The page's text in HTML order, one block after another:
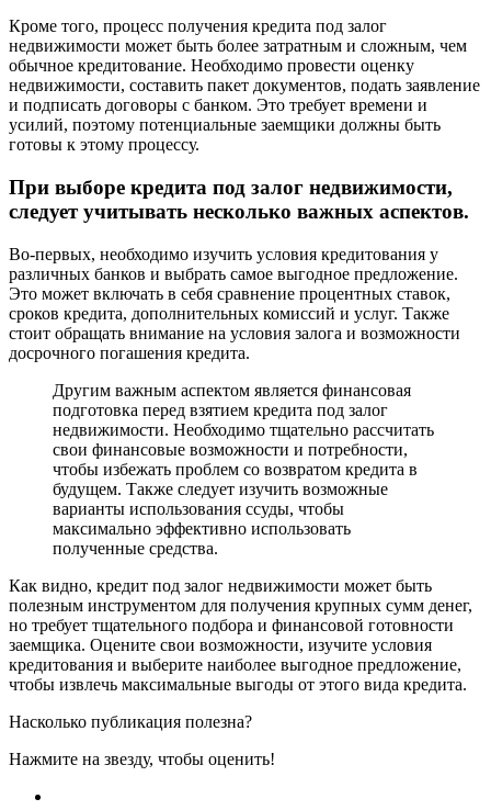
Кроме того, процесс получения кредита под залог
недвижимости может быть более затратным и сложным, чем
обычное кредитование. Необходимо провести оценку
недвижимости, составить пакет документов, подать заявление
и подписать договоры с банком. Это требует времени и
усилий, поэтому потенциальные заемщики должны быть
готовы к этому процессу.
При выборе кредита под залог недвижимости,
следует учитывать несколько важных аспектов.
Во-первых, необходимо изучить условия кредитования у
различных банков и выбрать самое выгодное предложение.
Это может включать в себя сравнение процентных ставок,
сроков кредита, дополнительных комиссий и услуг. Также
стоит обращать внимание на условия залога и возможности
досрочного погашения кредита.
Другим важным аспектом является финансовая
подготовка перед взятием кредита под залог
недвижимости. Необходимо тщательно рассчитать
свои финансовые возможности и потребности,
чтобы избежать проблем со возвратом кредита в
будущем. Также следует изучить возможные
варианты использования ссуды, чтобы
максимально эффективно использовать
полученные средства.
Как видно, кредит под залог недвижимости может быть
полезным инструментом для получения крупных сумм денег,
но требует тщательного подбора и финансовой готовности
заемщика. Оцените свои возможности, изучите условия
кредитования и выберите наиболее выгодное предложение,
чтобы извлечь максимальные выгоды от этого вида кредита.
Насколько публикация полезна?
Нажмите на звезду, чтобы оценить!